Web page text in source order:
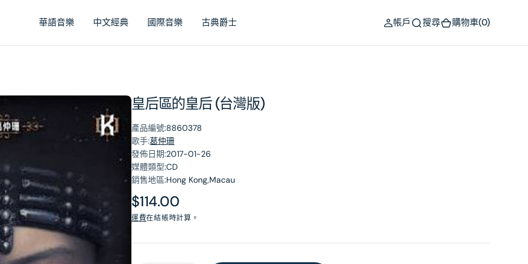
華語音樂 中文經典 國際音樂 古典爵士 帳戶 搜尋 購物車(0)
皇后區的皇后 (台灣版)
產品編號:8860378
歌手:葛仲珊
發佈日期:2017-01-26
媒體類型:CD
銷售地區:Hong Kong,Macau
原
價
$114.00
運費在結帳時計算。